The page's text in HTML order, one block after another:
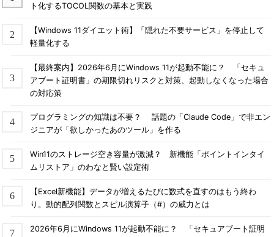
ト化するTOCOL関数の基本と実践
【Windows 11ダイエット術】「隠れた不要サービス」を停止して
軽量化する
【最終案内】2026年6月にWindows 11が起動不能に？ 「セキュ
アブート証明書」の期限切れリスクと対策、起動しなくなった場合
の対応策
プログラミングの知識は不要？ 話題の「Claude Code」で非エン
ジニアが「欲しかったあのツール」を作る
Win11のストレージ空き容量が激減？ 新機能「ポイントインタイ
ムリストア」のわなと賢い設定術
【Excel新機能】データが増えるたびに数式を直すのはもう終わ
り。動的配列関数とスピル演算子（#）の威力とは
2026年6月にWindows 11が起動不能に？ 「セキュアブート証明